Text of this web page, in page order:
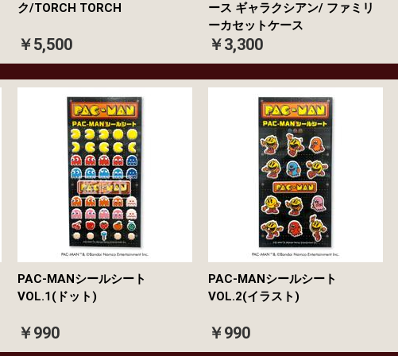
ク/TORCH TORCH
￥5,500
ース ギャラクシアン/ ファミリ
ーカセットケース
￥3,300
PAC-MANシールシート
VOL.1(ドット)
￥990
PAC-MANシールシート
VOL.2(イラスト)
￥990